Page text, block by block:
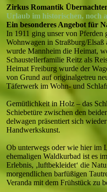
Zirkus Romantik
Urlaub im historischen, noch
Ein besonderes Angebot für
In 1911 ging unser von Pferden
Wohnwagen in Straßburg/Elsaß
wurde Mannheim die Heimat,
Schaustellerfamilie Reitz als
Heimat Freiburg wurde der
von Grund auf originalgetreu
Täferwerk im Wohn- und
Gemütlichkeit in Holz – das
Schiebetüre zwischen den
del­wagen präsentiert sich
Handwerkskunst.
Ob unterwegs oder wie hier im
ehemaligen Waldkurbad ist es
Erlebnis, ‚luftbekleidet‘ die
morgendlichen barfüßigen
Veranda mit dem Frühstück zu